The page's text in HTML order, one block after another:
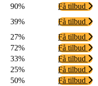
90%
Få tilbud
39%
Få tilbud
27%
Få tilbud
72%
Få tilbud
33%
Få tilbud
25%
Få tilbud
50%
Få tilbud